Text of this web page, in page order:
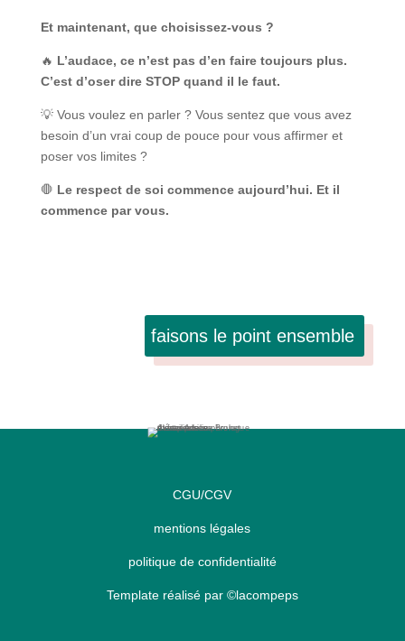
Et maintenant, que choisissez-vous ?
🔥 L’audace, ce n’est pas d’en faire toujours plus.
C’est d’oser dire STOP quand il le faut.
💡 Vous voulez en parler ? Vous sentez que vous avez
besoin d’un vrai coup de pouce pour vous affirmer et
poser vos limites ?
🛑 Le respect de soi commence aujourd’hui. Et il
commence par vous.
faisons le point ensemble
CGU/CGV
mentions légales
politique de confidentialité
Template réalisé par ©lacompeps